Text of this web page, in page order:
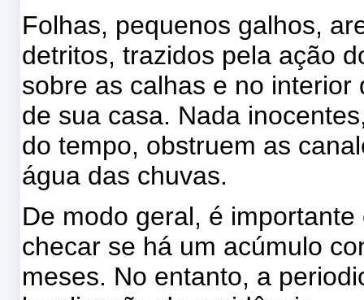
Folhas, pequenos galhos,
detritos, trazidos pela ação
sobre as calhas e no
de sua casa. Nada
do tempo, obstruem as
água das chuvas.
De modo geral, é
checar se há um acúmulo
meses. No entanto, a